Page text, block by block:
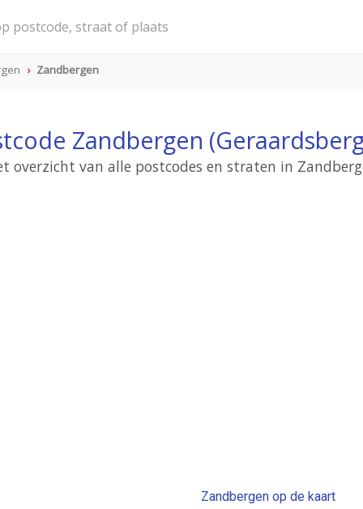
Zandbergen
Zandbergen
overzicht van alle postcodes en straten in
Zandbergen op de kaart